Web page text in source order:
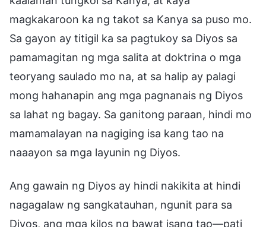
magkakaroon ka ng takot sa Kanya sa puso mo.
Sa gayon ay titigil ka sa pagtukoy sa Diyos sa
pamamagitan ng mga salita at doktrina o mga
teoryang saulado mo na, at sa halip ay palagi
mong hahanapin ang mga pagnanais ng Diyos
sa lahat ng bagay. Sa ganitong paraan, hindi mo
mamamalayan na nagiging isa kang tao na
naaayon sa mga layunin ng Diyos.
Ang gawain ng Diyos ay hindi nakikita at hindi
nagagalaw ng sangkatauhan, ngunit para sa
Diyos, ang mga kilos ng bawat isang tao—pati